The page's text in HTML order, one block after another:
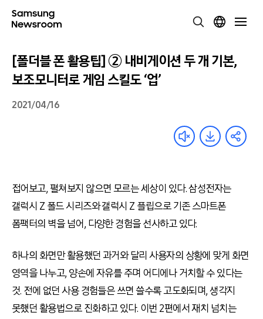
[폴더블 폰 활용팁] ② 내비게이션 두 개 기본,
보조모니터로 게임 스킬도 ‘업’
2021/04/16
접어보고, 펼쳐보지 않으면 모르는 세상이 있다. 삼성전자는
갤럭시 Z 폴드 시리즈와 갤럭시 Z 플립으로 기존 스마트폰
폼팩터의 벽을 넘어, 다양한 경험을 선사하고 있다.
하나의 화면만 활용했던 과거와 달리 사용자의 상황에 맞게 화면
영역을 나누고, 양손에 자유를 주며 어디에나 거치할 수 있다는
것. 전에 없던 사용 경험들은 쓰면 쓸수록 고도화되며, 생각지
못했던 활용법으로 진화하고 있다. 이번 2편에서 재치 넘치는